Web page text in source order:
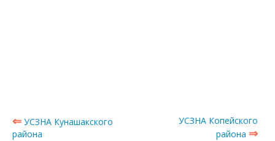
⇐ УСЗНА Кунашакского
района
УСЗНА Копейского
района ⇒